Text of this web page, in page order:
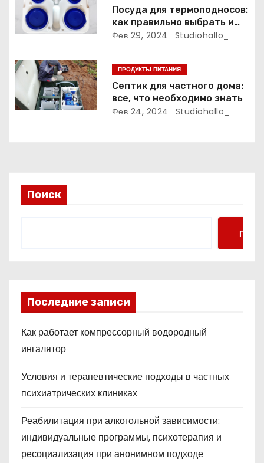
а
п
и
я
Посуда для термоподносов:
как правильно выбрать и
использовать
Фев 29, 2024 Studiohallo_
ПРОДУКТЫ ПИТАНИЯ
Септик для частного дома:
все, что необходимо знать
Фев 24, 2024 Studiohallo_
Поиск
Поиск
Последние записи
Как работает компрессорный водородный
ингалятор
Условия и терапевтические подходы в частных
психиатрических клиниках
Реабилитация при алкогольной зависимости:
индивидуальные программы, психотерапия и
ресоциализация при анонимном подходе